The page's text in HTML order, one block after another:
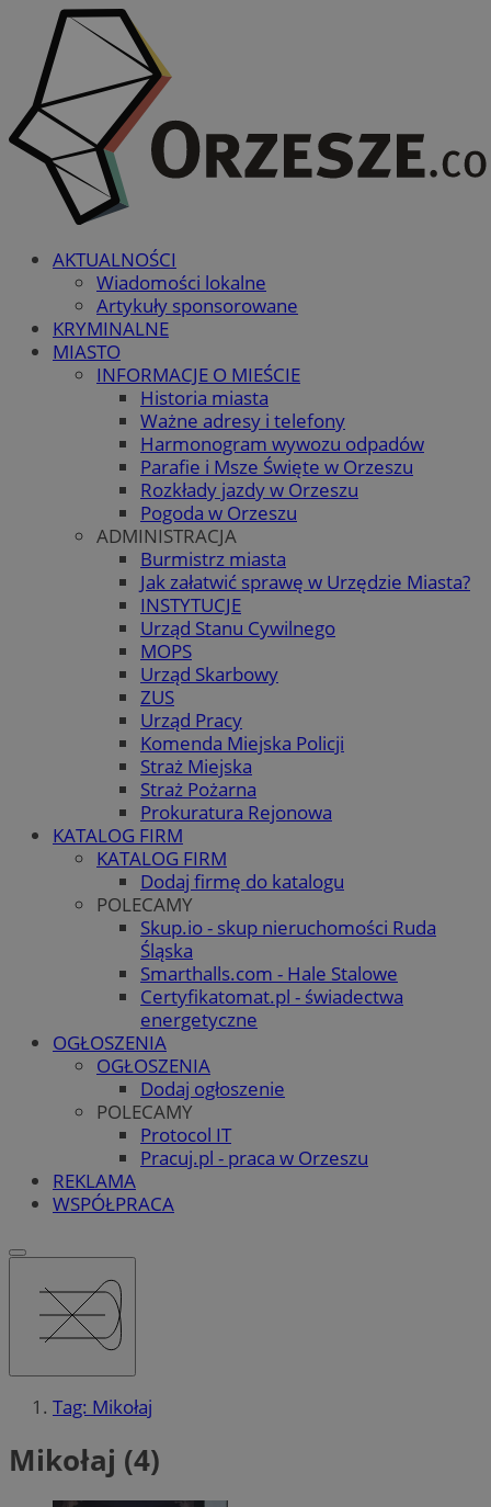
AKTUALNOŚCI
Wiadomości lokalne
Artykuły sponsorowane
KRYMINALNE
MIASTO
INFORMACJE O MIEŚCIE
Historia miasta
Ważne adresy i telefony
Harmonogram wywozu odpadów
Parafie i Msze Święte w Orzeszu
Rozkłady jazdy w Orzeszu
Pogoda w Orzeszu
ADMINISTRACJA
Burmistrz miasta
Jak załatwić sprawę w Urzędzie Miasta?
INSTYTUCJE
Urząd Stanu Cywilnego
MOPS
Urząd Skarbowy
ZUS
Urząd Pracy
Komenda Miejska Policji
Straż Miejska
Straż Pożarna
Prokuratura Rejonowa
KATALOG FIRM
KATALOG FIRM
Dodaj firmę do katalogu
POLECAMY
Skup.io - skup nieruchomości Ruda
Śląska
Smarthalls.com - Hale Stalowe
Certyfikatomat.pl - świadectwa
energetyczne
OGŁOSZENIA
OGŁOSZENIA
Dodaj ogłoszenie
POLECAMY
Protocol IT
Pracuj.pl - praca w Orzeszu
REKLAMA
WSPÓŁPRACA
Tag: Mikołaj
Mikołaj (4)